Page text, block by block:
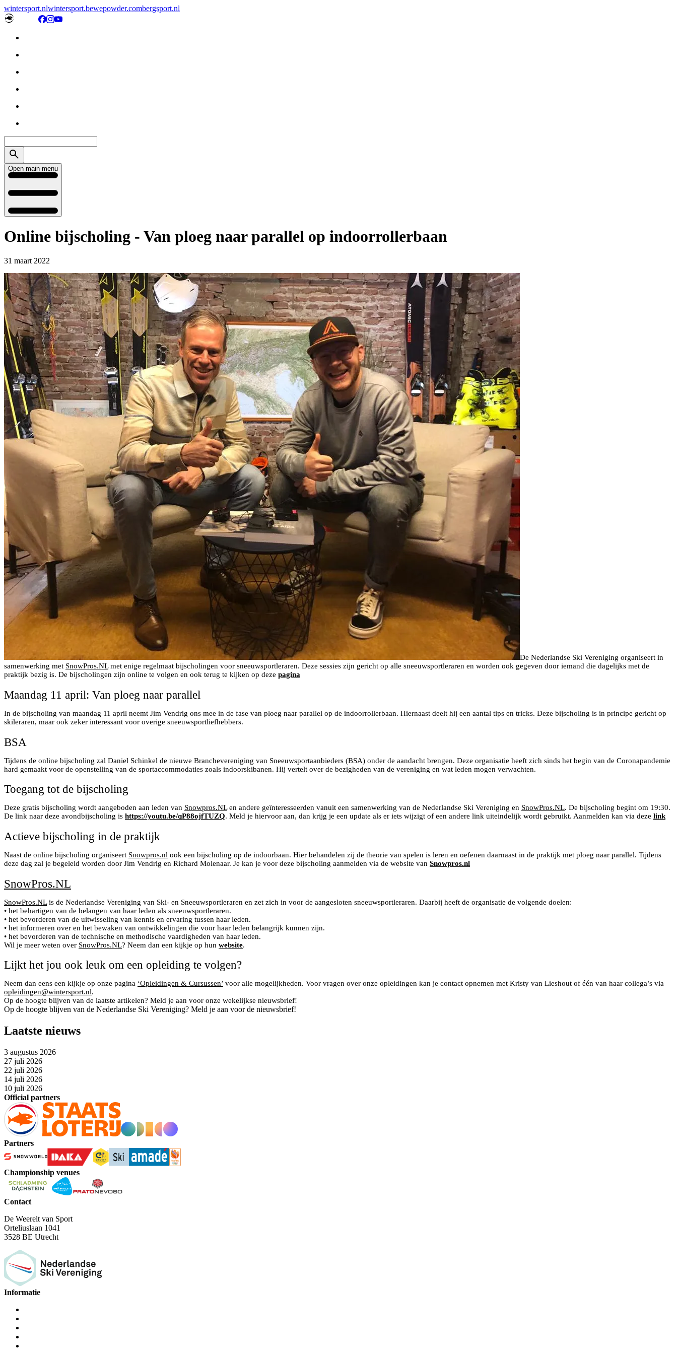
wintersport.nlwintersport.bewepowder.combergsport.nl
Open main menu
Online bijscholing - Van ploeg naar parallel op indoorrollerbaan
31 maart 2022
De Nederlandse Ski Vereniging organiseert in
samenwerking met SnowPros.NLmet enige regelmaat bijscholingen voor sneeuwsportleraren. Deze sessies zijn gericht op alle sneeuwsportleraren en worden ook gegeven door iemand die dagelijks met de
praktijk bezig is. De bijscholingen zijn online te volgen en ook terug te kijken op deze pagina
Maandag 11 april: Van ploeg naar parallel
In de bijscholing van maandag 11 april neemt Jim Vendrig ons mee in de fase van ploeg naar parallel op de indoorrollerbaan. Hiernaast deelt hij een aantal tips en tricks. Deze bijscholing is in principe gericht op
skileraren, maar ook zeker interessant voor overige sneeuwsportliefhebbers.
BSA
Tijdens de online bijscholing zal Daniel Schinkel de nieuwe Branchevereniging van Sneeuwsportaanbieders (BSA) onder de aandacht brengen. Deze organisatie heeft zich sinds het begin van de Coronapandemie
hard gemaakt voor de openstelling van de sportaccommodaties zoals indoorskibanen. Hij vertelt over de bezigheden van de vereniging en wat leden mogen verwachten.
Toegang tot de bijscholing
Deze gratis bijscholing wordt aangeboden aan leden van Snowpros.NLen andere geïnteresseerden vanuit een samenwerking van de Nederlandse Ski Vereniging en SnowPros.NL. De bijscholing begint om 19:30.
De link naar deze avondbijscholing is https://youtu.be/qP88ojfTUZQ. Meld je hiervoor aan, dan krijg je een update als er iets wijzigt of een andere link uiteindelijk wordt gebruikt. Aanmelden kan via deze link
Actieve bijscholing in de praktijk
Naast de online bijscholing organiseert Snowpros.nl ook een bijscholing op de indoorbaan. Hier behandelen zij de theorie van spelen is leren en oefenen daarnaast in de praktijk met ploeg naar parallel. Tijdens
deze dag zal je begeleid worden door Jim Vendrig en Richard Molenaar. Je kan je voor deze bijscholing aanmelden via de website van Snowpros.nl
SnowPros.NL
SnowPros.NLis de Nederlandse Vereniging van Ski- en Sneeuwsportleraren en zet zich in voor de aangesloten sneeuwsportleraren. Daarbij heeft de organisatie de volgende doelen:
• het behartigen van de belangen van haar leden als sneeuwsportleraren.
• het bevorderen van de uitwisseling van kennis en ervaring tussen haar leden.
• het informeren over en het bewaken van ontwikkelingen die voor haar leden belangrijk kunnen zijn.
• het bevorderen van de technische en methodische vaardigheden van haar leden.
Wil je meer weten over SnowPros.NL? Neem dan een kijkje op hun website.
Lijkt het jou ook leuk om een opleiding te volgen?
Neem dan eens een kijkje op onze pagina ‘Opleidingen & Cursussen’ voor alle mogelijkheden. Voor vragen over onze opleidingen kan je contact opnemen met Kristy van Lieshout of één van haar collega’s via
opleidingen@wintersport.nl.
Op de hoogte blijven van de laatste artikelen? Meld je aan voor onze wekelijkse nieuwsbrief!
Op de hoogte blijven van de Nederlandse Ski Vereniging? Meld je aan voor de nieuwsbrief!
Laatste nieuws
3 augustus 2026
27 juli 2026
22 juli 2026
14 juli 2026
10 juli 2026
Official partners
Partners
Championship venues
Contact
De Weerelt van Sport
Orteliuslaan 1041
3528 BE Utrecht
Informatie